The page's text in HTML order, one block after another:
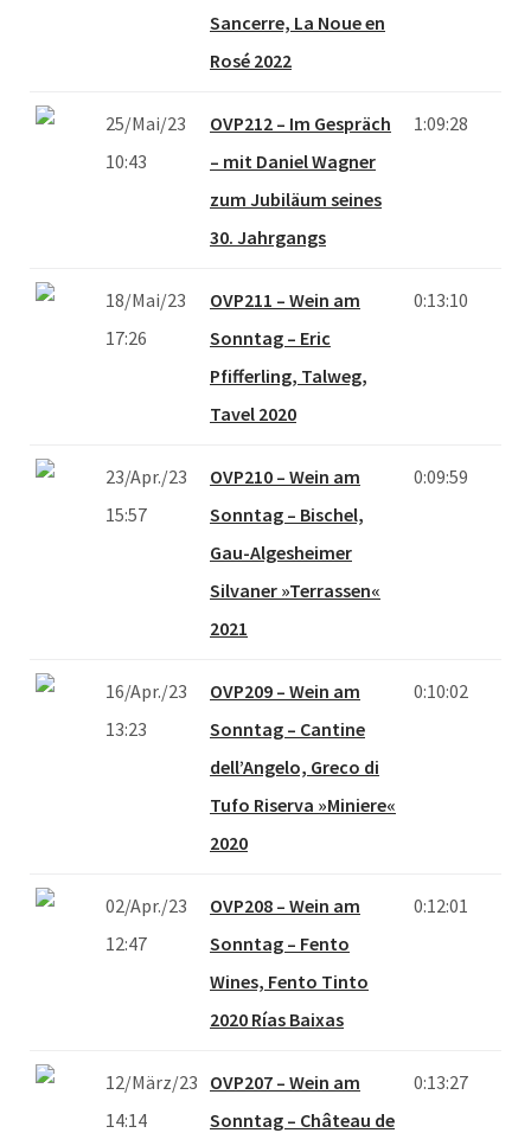
Sancerre, La Noue en
Rosé 2022
25/Mai/23
10:43
OVP212 – Im Gespräch
– mit Daniel Wagner
zum Jubiläum seines
30. Jahrgangs
1:09:28
18/Mai/23
17:26
OVP211 – Wein am
Sonntag – Eric
Pfifferling, Talweg,
Tavel 2020
0:13:10
23/Apr./23
15:57
OVP210 – Wein am
Sonntag – Bischel,
Gau-Algesheimer
Silvaner »Terrassen«
2021
0:09:59
16/Apr./23
13:23
OVP209 – Wein am
Sonntag – Cantine
dell’Angelo, Greco di
Tufo Riserva »Miniere«
2020
0:10:02
02/Apr./23
12:47
OVP208 – Wein am
Sonntag – Fento
Wines, Fento Tinto
2020 Rías Baixas
0:12:01
12/März/23
14:14
OVP207 – Wein am
Sonntag – Château de
0:13:27